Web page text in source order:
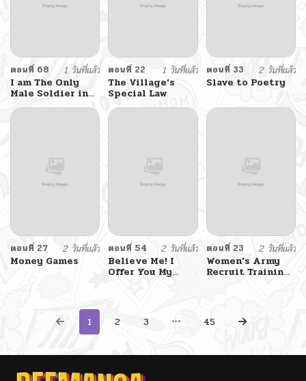
ตอนที่ 68
1 วันที่แล้ว
I am The Only
Male Soldier in
The Army
ตอนที่ 22
1 วันที่แล้ว
The Village’s
Special Law
ตอนที่ 33
2 วันที่แล้ว
Slave to Poetry
ตอนที่ 27
2 วันที่แล้ว
Money Games
ตอนที่ 54
2 วันที่แล้ว
Believe Me! I
Offer You My
ตอนที่ 23
2 วันที่แล้ว
Women’s Army
Recruit Training
1 2 3 45